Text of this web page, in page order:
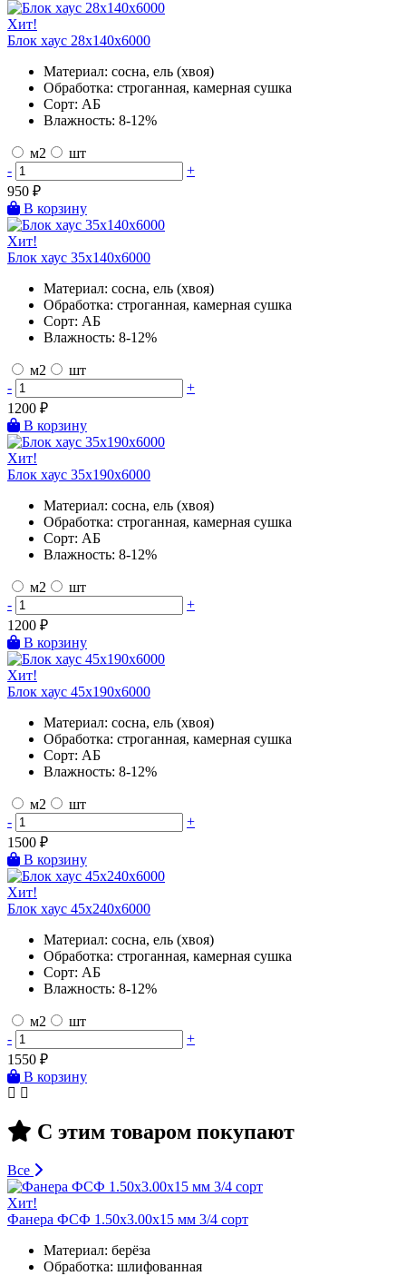
Хит!
Блок хаус 28х140х6000
Материал: сосна, ель (хвоя)
Обработка: строганная, камерная сушка
Сорт: АБ
Влажность: 8-12%
м2
шт
-
+
950 ₽
В корзину
Хит!
Блок хаус 35х140х6000
Материал: сосна, ель (хвоя)
Обработка: строганная, камерная сушка
Сорт: АБ
Влажность: 8-12%
м2
шт
-
+
1200 ₽
В корзину
Хит!
Блок хаус 35х190х6000
Материал: сосна, ель (хвоя)
Обработка: строганная, камерная сушка
Сорт: АБ
Влажность: 8-12%
м2
шт
-
+
1200 ₽
В корзину
Хит!
Блок хаус 45х190х6000
Материал: сосна, ель (хвоя)
Обработка: строганная, камерная сушка
Сорт: АБ
Влажность: 8-12%
м2
шт
-
+
1500 ₽
В корзину
Хит!
Блок хаус 45х240х6000
Материал: сосна, ель (хвоя)
Обработка: строганная, камерная сушка
Сорт: АБ
Влажность: 8-12%
м2
шт
-
+
1550 ₽
В корзину
С этим товаром покупают
Все
Хит!
Фанера ФСФ 1.50х3.00х15 мм 3/4 сорт
Материал: берёза
Обработка: шлифованная